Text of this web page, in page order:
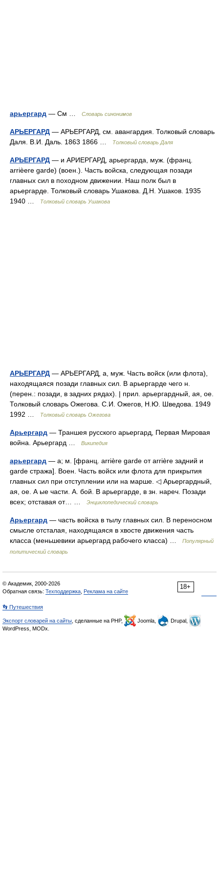
арьергард — См … Словарь синонимов
АРЬЕРГАРД — АРЬЕРГАРД, см. авангардия. Толковый словарь
Даля. В.И. Даль. 1863 1866 …
Толковый словарь Даля
АРЬЕРГАРД — и АРИЕРГАРД, арьергарда, муж. (франц.
arrièere garde) (воен.). Часть войска, следующая позади
главных сил в походном движении. Наш полк был в
арьергарде. Толковый словарь Ушакова. Д.Н. Ушаков. 1935
1940 …
Толковый словарь Ушакова
АРЬЕРГАРД — АРЬЕРГАРД, а, муж. Часть войск (или флота),
находящаяся позади главных сил. В арьергарде чего н.
(перен.: позади, в задних рядах). | прил. арьергардный, ая, ое.
Толковый словарь Ожегова. С.И. Ожегов, Н.Ю. Шведова. 1949
1992 …
Толковый словарь Ожегова
Арьергард — Траншея русского арьергард, Первая Мировая
война. Арьергард …
Википедия
арьергард — а; м. [франц. arrière garde от arrière задний и
garde стража]. Воен. Часть войск или флота для прикрытия
главных сил при отступлении или на марше. ◁ Арьергардный,
ая, ое. А ые части. А. бой. В арьергарде, в зн. нареч. Позади
всех; отставая от… …
Энциклопедический словарь
Арьергард — часть войска в тылу главных сил. В переносном
смысле отсталая, находящаяся в хвосте движения часть
класса (меньшевики арьергард рабочего класса) …
Популярный
политический словарь
18+
© Академик, 2000-2026
Обратная связь: Техподдержка Реклама на сайте
👣 Путешествия
Экспорт словарей на сайты , сделанные на PHP, Joomla,
Drupal,
WordPress, MODx.